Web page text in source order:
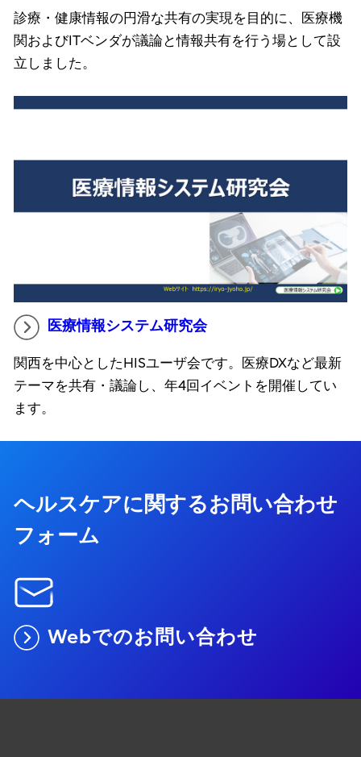
診療・健康情報の円滑な共有の実現を目的に、医療機
関およびITベンダが議論と情報共有を行う場として設
立しました。
医療情報システム研究会
関西を中心としたHISユーザ会です。医療DXなど最新
テーマを共有・議論し、年4回イベントを開催してい
ます。
ヘルスケアに関するお問い合わせ
フォーム
Webでのお問い合わせ